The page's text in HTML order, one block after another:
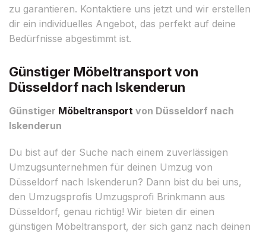
zu garantieren. Kontaktiere uns jetzt und wir erstellen
dir ein individuelles Angebot, das perfekt auf deine
Bedürfnisse abgestimmt ist.
Günstiger Möbeltransport von
Düsseldorf nach Iskenderun
Günstiger Möbeltransport von Düsseldorf nach
Iskenderun
Du bist auf der Suche nach einem zuverlässigen
Umzugsunternehmen für deinen Umzug von
Düsseldorf nach Iskenderun? Dann bist du bei uns,
den Umzugsprofis Umzugsprofi Brinkmann aus
Düsseldorf, genau richtig! Wir bieten dir einen
günstigen Möbeltransport, der sich ganz nach deinen